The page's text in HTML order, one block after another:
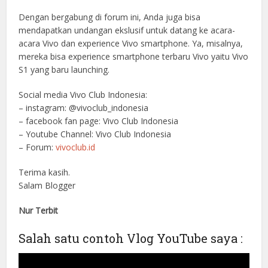
Dengan bergabung di forum ini, Anda juga bisa
mendapatkan undangan ekslusif untuk datang ke acara-
acara Vivo dan experience Vivo smartphone. Ya, misalnya,
mereka bisa experience smartphone terbaru Vivo yaitu Vivo
S1 yang baru launching.
Social media Vivo Club Indonesia:
– instagram: @vivoclub_indonesia
– facebook fan page: Vivo Club Indonesia
– Youtube Channel: Vivo Club Indonesia
– Forum:vivoclub.id
Terima kasih.
Salam Blogger
Nur Terbit
Salah satu contoh Vlog YouTube saya :